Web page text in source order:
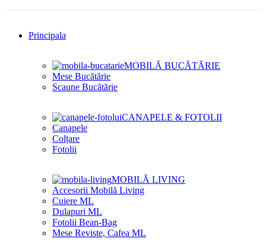
Principala
MOBILĂ BUCĂTĂRIE
Mese Bucătărie
Scaune Bucătărie
CANAPELE & FOTOLII
Canapele
Colțare
Fotolii
MOBILĂ LIVING
Accesorii Mobilă Living
Cuiere ML
Dulapuri ML
Fotolii Bean-Bag
Mese Reviste, Cafea ML